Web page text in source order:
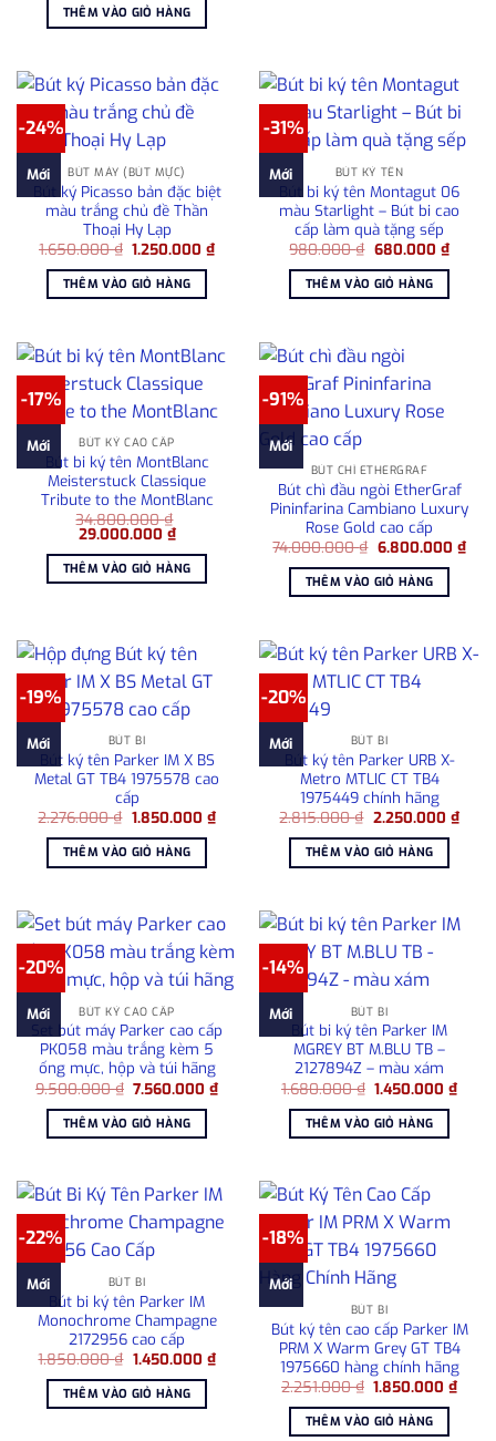
là:
34.000.000 ₫.
tại
là:
18.900.000 ₫.
THÊM VÀO GIỎ HÀNG
-24%
Mới BÚT MÁY (BÚT MỰC)
Bút ký Picasso bản đặc biệt
màu trắng chủ đề Thần
Thoại Hy Lạp
1.650.000₫ Giá
là:
1.650.000 ₫.
1.250.000₫Giá
hiện
1.250.000 ₫.
THÊM VÀO GIỎ HÀNG
-31%
Mới BÚT KÝ TÊN
Bút bi ký tên Montagut 06
màu Starlight – Bút bi cao
cấp làm quà tặng sếp
980.000₫ Giá
là:
980.000 ₫.
680.000 ₫Giá
hiện
THÊM VÀO GIỎ HÀNG
-17%
Mới BÚT KÝ CAO CẤP
Bút bi ký tên MontBlanc
Meisterstuck Classique
Tribute to the MontBlanc
34.800.000₫
Giá
là:
34.800.000 ₫.
29.000.000 ₫Giá
hiện
tại
là:
29.000.000 ₫.
THÊM VÀO GIỎ HÀNG
-91%
Mới
BÚT CHÌ ETHERGRAF
Bút chì đầu ngòi EtherGraf
Pininfarina Cambiano Luxury
Rose Gold cao cấp
74.000.000₫ Giá
là:
74.000.000 ₫.
6.800.000 ₫Giá
hiện
THÊM VÀO GIỎ HÀNG
-19%
Mới BÚT BI
Bút ký tên Parker IM X BS
Metal GT TB4 1975578 cao
cấp
2.276.000₫ Giá
là:
2.276.000 ₫.
1.850.000 ₫Giá
1.850.000 ₫.
THÊM VÀO GIỎ HÀNG
-20%
Mới BÚT BI
Bút ký tên Parker URB X-
Metro MTLIC CT TB4
1975449 chính hãng
2.815.000₫ Giá
là:
2.815.000 ₫.
2.250.000 ₫Giá
THÊM VÀO GIỎ HÀNG
-20%
Mới BÚT KÝ CAO CẤP
Set bút máy Parker cao cấp
PK058 màu trắng kèm 5
ống mực, hộp và túi hãng
9.500.000₫ Giá
là:
9.500.000 ₫.
7.560.000₫Giá
hiện
7.560.000 ₫.
THÊM VÀO GIỎ HÀNG
-14%
Mới BÚT BI
Bút bi ký tên Parker IM
MGREY BT M.BLU TB –
2127894Z – màu xám
1.680.000₫ Giá
là:
1.680.000 ₫.
1.450.000₫Giá
hiện
THÊM VÀO GIỎ HÀNG
-22%
Mới BÚT BI
Bút bi ký tên Parker IM
Monochrome Champagne
2172956 cao cấp
1.850.000₫ Giá
là:
1.850.000 ₫.
1.450.000 ₫Giá
hiện
1.450.000 ₫.
THÊM VÀO GIỎ HÀNG
-18%
Mới
BÚT BI
Bút ký tên cao cấp Parker IM
PRM X Warm Grey GT TB4
1975660 hàng chính hãng
2.251.000₫ Giá
là:
2.251.000 ₫.
1.850.000₫Giá
hiện
THÊM VÀO GIỎ HÀNG